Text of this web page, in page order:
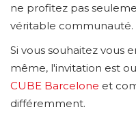
ne profitez pas
véritable communauté.
Si vous souhaitez vous
même, l'invitation est
CUBE Barcelone et
différemment.